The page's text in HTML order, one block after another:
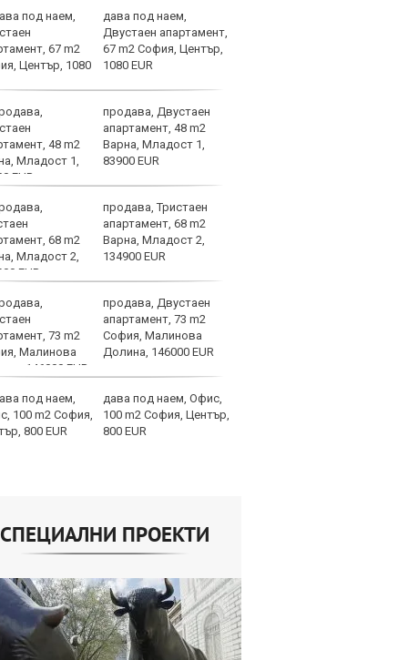
дава под наем,
Двустаен апартамент,
67 m2 София, Център,
1080 EUR
продава, Двустаен
апартамент, 48 m2
Варна, Младост 1,
83900 EUR
продава, Тристаен
апартамент, 68 m2
Варна, Младост 2,
134900 EUR
продава, Двустаен
апартамент, 73 m2
София, Малинова
Долина, 146000 EUR
дава под наем, Офис,
100 m2 София, Център,
800 EUR
СПЕЦИАЛНИ ПРОЕКТИ